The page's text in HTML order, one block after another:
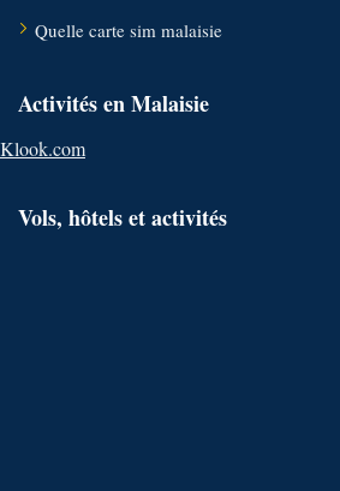
Quelle carte sim malaisie
Activités en Malaisie
Klook.com
Vols, hôtels et activités